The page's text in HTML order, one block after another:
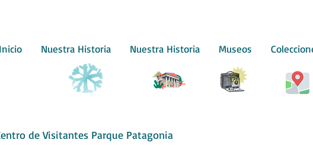
Inicio Nuestra Historia Nuestra Historia Museos
de Visitantes Parque Patagonia